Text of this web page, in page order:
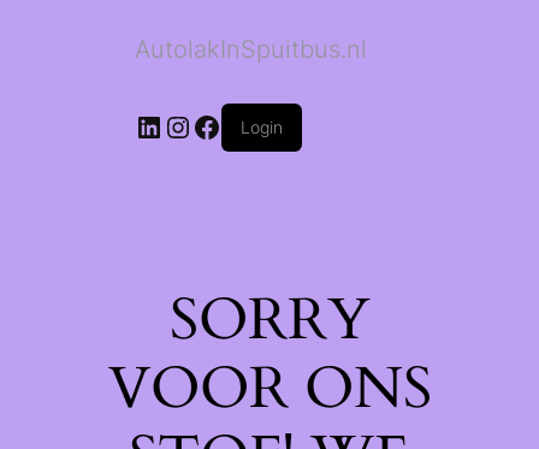
AutolakInSpuitbus.nl
LinkedIn
Instagram
Facebook
Login
SORRY
VOOR ONS